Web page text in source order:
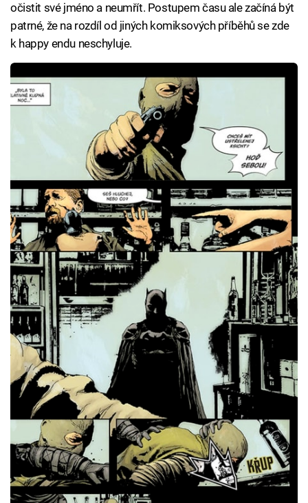
očistit své jméno a neumřít. Postupem času ale začíná být
patrné, že na rozdíl od jiných komiksových příběhů se zde
k happy endu neschyluje.